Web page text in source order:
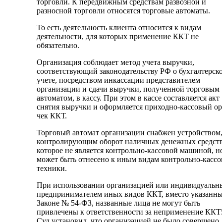
торговли. К передвижным средствам развозной и
разносной торговли относятся торговые автоматы.
То есть деятельность клиента относится к видам
деятельности, для которых применение ККТ не
обязательно.
Организация соблюдает метод учета выручки,
соответствующий законодательству РФ о
учете, посредством инкассации представителем
организации и сдачи выручки, полученной торговым
автоматом, в кассу. При этом в кассе составляется акт
снятия выручки и оформляется приходно-кассовый
чек ККТ.
Торговый автомат организации снабжен устройством,
контролирующим оборот наличных денежных
которое не является контрольно-кассовой машиной,
может быть отнесено к иным видам контрольно-
техники.
При использовании организацией или
предпринимателем иных видов ККТ, вместо
Законе № 54-ФЗ, названные лица не могут быть
привлечены к ответственности за неприменение